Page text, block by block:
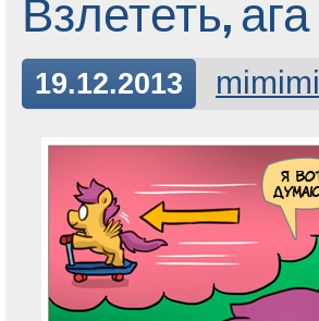
Взлететь, ага
19.12.2013 mimimi